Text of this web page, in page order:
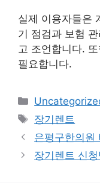
실제 이용자들은
기 점검과 보험
고 조언합니다.
필요합니다.
Categories
Tags
장기렌트
은평구한의원
장기렌트 신